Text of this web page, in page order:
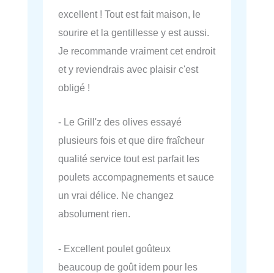
excellent ! Tout est fait maison, le
sourire et la gentillesse y est aussi.
Je recommande vraiment cet endroit
et y reviendrais avec plaisir c'est
obligé !
- Le Grill'z des olives essayé
plusieurs fois et que dire fraîcheur
qualité service tout est parfait les
poulets accompagnements et sauce
un vrai délice. Ne changez
absolument rien.
- Excellent poulet goûteux
beaucoup de goût idem pour les